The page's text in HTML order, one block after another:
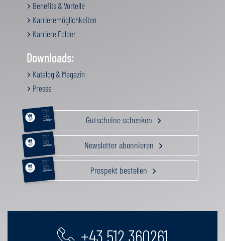
Benefits & Vorteile
Karrieremöglichkeiten
Karriere Folder
Downloads:
Katalog & Magazin
Presse
RELAX &
BEAUTY
AKTIV
GENUSS
FAMILIE
GUTSCHEIN Gutscheine schenken
RELAX &
BEAUTY
AKTIV
GENUSS
FAMILIE
GUTSCHEIN Newsletter abonnieren
RELAX &
BEAUTY
AKTIV
GENUSS
FAMILIE
GUTSCHEIN Prospekt bestellen
+43 512 360261